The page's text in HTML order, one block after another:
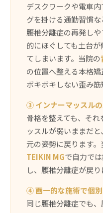
デスクワークや電車
グを掛ける通勤習慣な
腰椎分離症の再発し
的にほぐしても土台
てしまいます。当院の
の位置へ整える本格
ボキボキしない歪み筋
③ インナーマッスル
骨格を整えても、そ
ッスルが弱いままだ
元の姿勢に戻ります
TEIKIN MGで自力で
し、腰椎分離症が戻り
④ 画一的な施術で個
同じ腰椎分離症でも